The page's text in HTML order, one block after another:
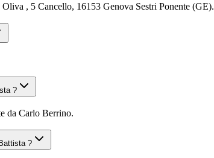
, 5 Cancello, 16153 Genova Sestri Ponente
?
da Carlo Berrino.
?